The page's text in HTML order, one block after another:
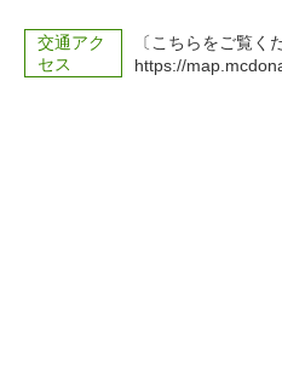
交通アク
セス
〔こちらをご覧く
https://